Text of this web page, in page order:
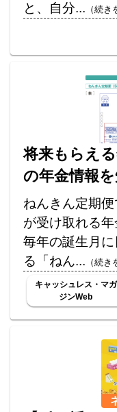
と、自分... （続き
将来もらえ
の年金情報
ねんきん定期
が受け取れる年
毎年の誕生月
る「ねん... （続き
キャッシュレス・マガ
ジンWeb